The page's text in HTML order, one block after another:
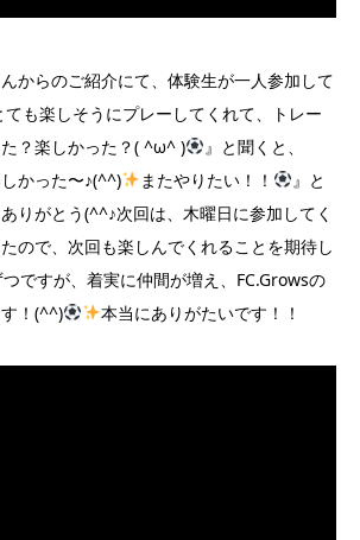
からのご紹介にて、体験生が一人参加して
ても楽しそうにプレーしてくれて、トレー
？楽しかった？( ^ω^ )
』と聞くと、
かった〜♪(^^)
またやりたい！！
』と
りがとう(^^♪次回は、木曜日に参加してく
ので、次回も楽しんでくれることを期待し
ですが、着実に仲間が増え、FC.Growsの
！(^^)
本当にありがたいです！！